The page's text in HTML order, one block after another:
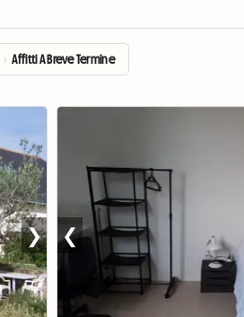
› Affitti A Breve Termine
❯ ❮